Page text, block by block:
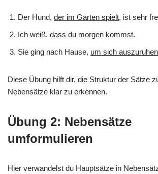
Der Hund, der im Garten spielt, ist sehr
Ich weiß, dass du morgen kommst.
Sie ging nach Hause, um sich auszuruhen
Diese Übung hilft dir, die Struktur der Sätze
Nebensätze klar zu erkennen.
Übung 2: Nebensätze
umformulieren
Hier verwandelst du Hauptsätze in